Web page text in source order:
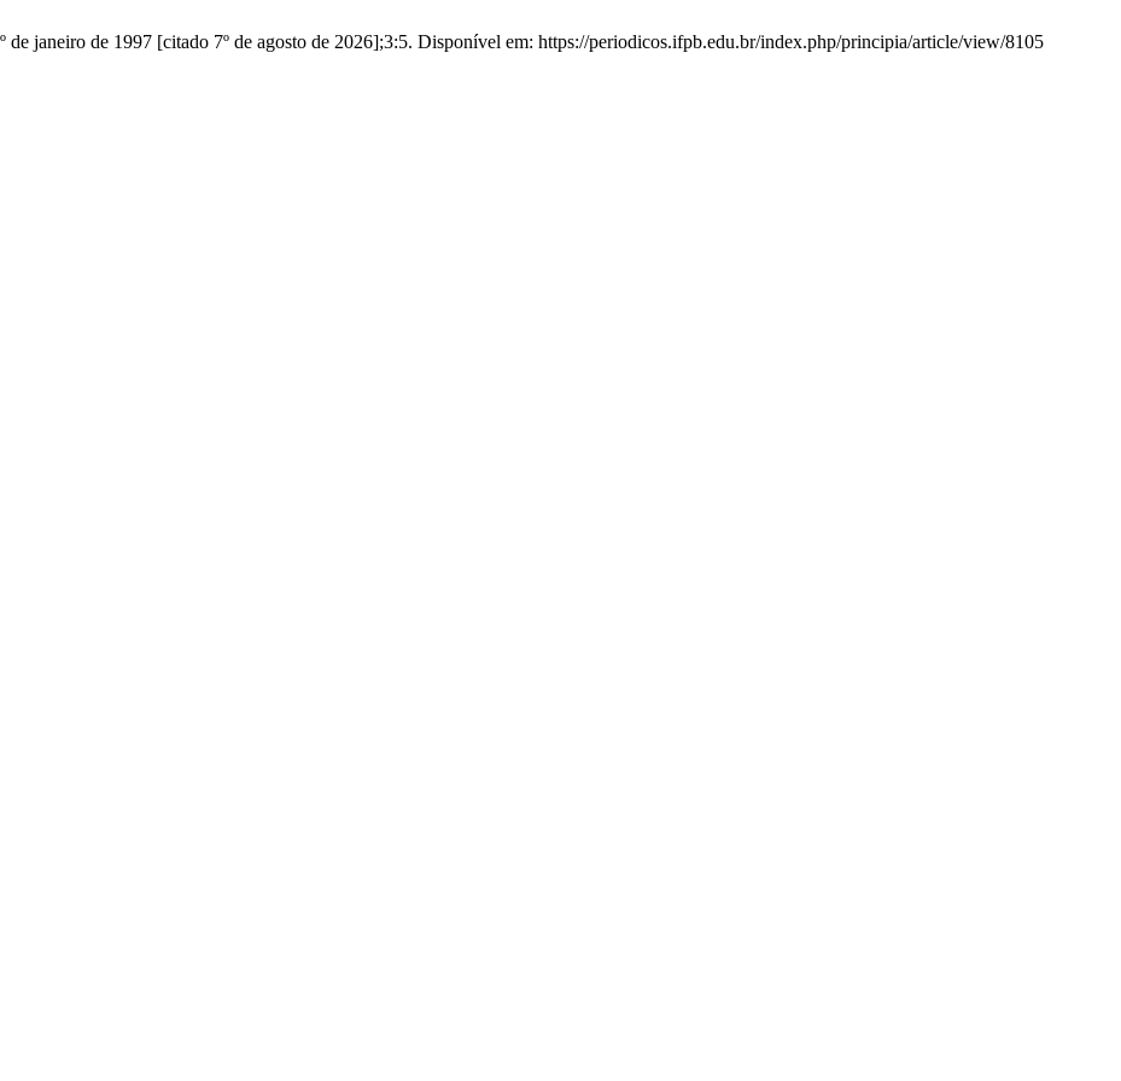
janeiro de 1997 [citado 7º de agosto de 2026];3:5. Disponível em: https://periodicos.ifpb.edu.br/index.php/principia/article/view/8105